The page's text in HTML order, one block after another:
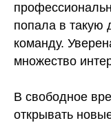
попала в такую
команду.
множество
В свободное
открывать